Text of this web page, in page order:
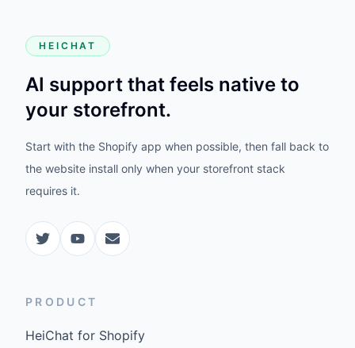
HEICHAT
AI support that feels native to
your storefront.
Start with the Shopify app when possible, then fall back to
the website install only when your storefront stack
requires it.
PRODUCT
HeiChat for Shopify